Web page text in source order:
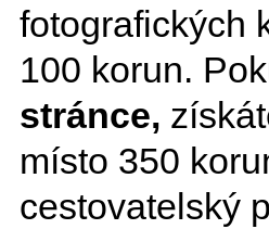
fotografických
100 korun.
stránce,
místo 350
cestovatelský